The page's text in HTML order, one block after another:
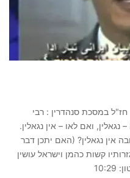
במסכת סנהדרין : רבי
ואם לאו – אין נגאלין.
אין נגאלין? (האם יתכן דבר
קשות כהמן וישראל עושין